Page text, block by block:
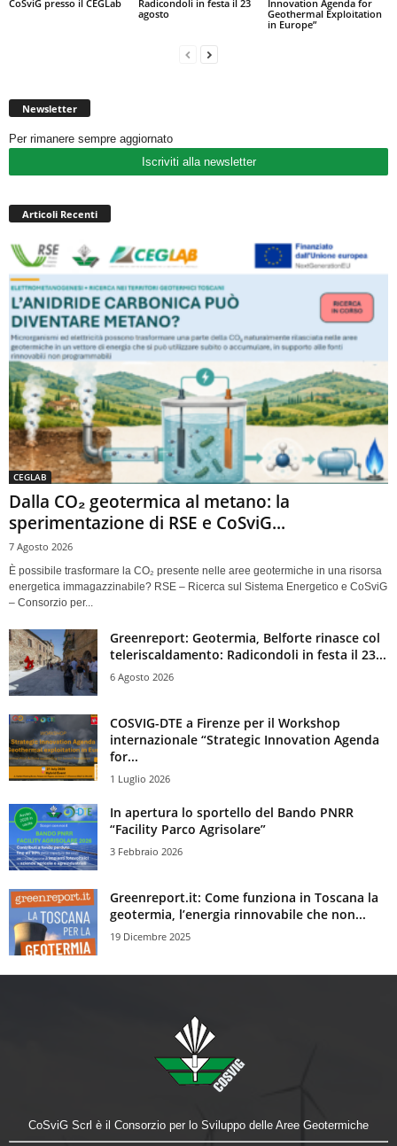
CoSviG presso il CEGLab
Radicondoli in festa il 23
agosto
Innovation Agenda for
Geothermal Exploitation
in Europe”
Newsletter
Per rimanere sempre aggiornato
Iscriviti alla newsletter
Articoli Recenti
CEGLAB
Dalla CO₂ geotermica al metano: la
sperimentazione di RSE e CoSviG...
7 Agosto 2026
È possibile trasformare la CO₂ presente nelle aree geotermiche in una risorsa
energetica immagazzinabile? RSE – Ricerca sul Sistema Energetico e CoSviG
– Consorzio per...
Greenreport: Geotermia, Belforte rinasce col
teleriscaldamento: Radicondoli in festa il 23...
6 Agosto 2026
COSVIG-DTE a Firenze per il Workshop
internazionale “Strategic Innovation Agenda
for...
1 Luglio 2026
In apertura lo sportello del Bando PNRR
“Facility Parco Agrisolare”
3 Febbraio 2026
Greenreport.it: Come funziona in Toscana la
geotermia, l’energia rinnovabile che non...
19 Dicembre 2025
CoSviG Scrl è il Consorzio per lo Sviluppo delle Aree Geotermiche